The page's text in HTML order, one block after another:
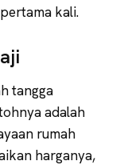
kali.
tangga
adalah
rumah
harganya,